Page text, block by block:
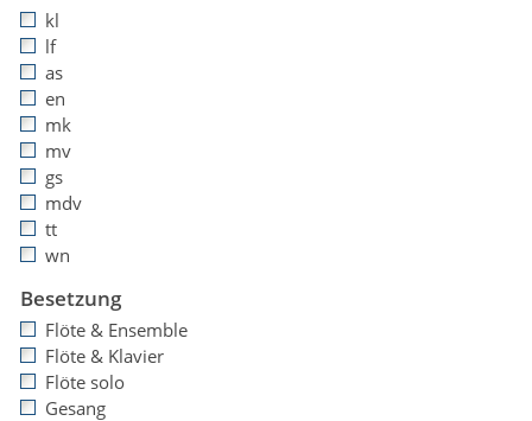
kl
lf
as
en
mk
mv
gs
mdv
tt
wn
Besetzung
Flöte & Ensemble
Flöte & Klavier
Flöte solo
Gesang